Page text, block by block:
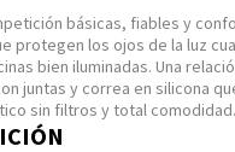
básicas, fiables y
protegen los ojos de la luz
bien iluminadas. Una
juntas y correa en silicona
sin filtros y total comodidad.